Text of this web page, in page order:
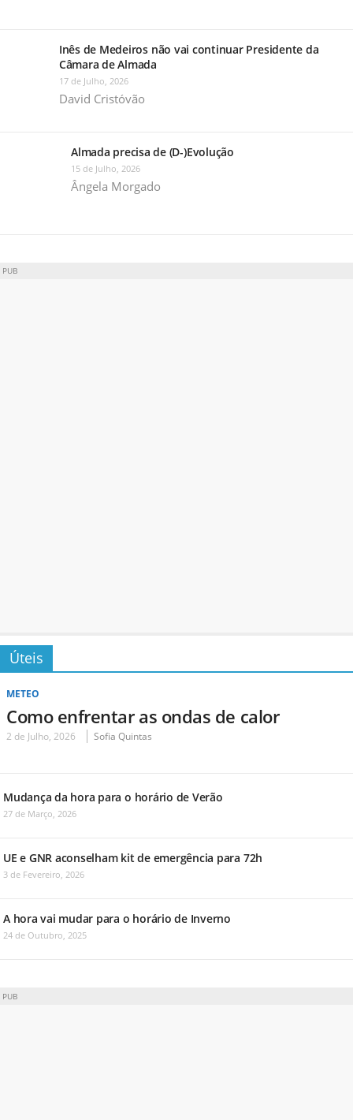
Inês de Medeiros não vai continuar Presidente da
Câmara de Almada
17 de Julho, 2026
David Cristóvão
Almada precisa de (D-)Evolução
15 de Julho, 2026
Ângela Morgado
PUB
Úteis
METEO
Como enfrentar as ondas de calor
2 de Julho, 2026 Sofia Quintas
Mudança da hora para o horário de Verão
27 de Março, 2026
UE e GNR aconselham kit de emergência para 72h
3 de Fevereiro, 2026
A hora vai mudar para o horário de Inverno
24 de Outubro, 2025
PUB